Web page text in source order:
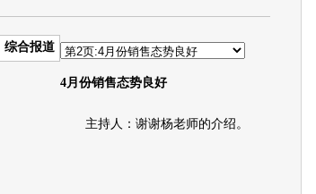
综合报道
4月份销售态势良好
主持人：谢谢杨老师的介绍。